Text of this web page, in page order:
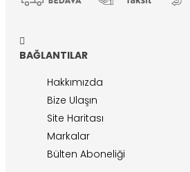
BAĞLANTILAR
Hakkımızda
Bize Ulaşın
Site Haritası
Markalar
Bülten Aboneliği